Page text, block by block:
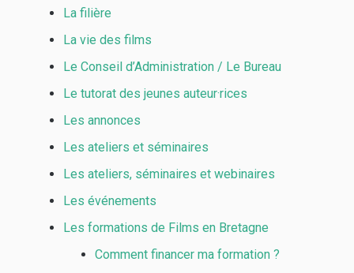
La filière
La vie des films
Le Conseil d’Administration / Le Bureau
Le tutorat des jeunes auteur·rices
Les annonces
Les ateliers et séminaires
Les ateliers, séminaires et webinaires
Les événements
Les formations de Films en Bretagne
Comment financer ma formation ?